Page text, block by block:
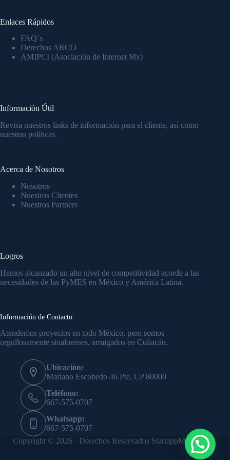
Enlaces Rápidos
FAQ´s
Derechos ARCO
AMIPCI (Asociación de Internet Mx)
Información Útil
Revisa nuestros links de información para el cliente, así como
nuestras políticas.
Acerca de Nosotros
Nosotros
Nuestros Clientes
Nuestros Partners
Logros
Hemos alcanzado un alto nivel de competitividad acorde a las
necesidades de las PyMES en México y América Latina.
Información de Contacto
Atendemos proyectos en todo México, pero somos
orgullosamente sinaloenses, arraigados en Culiacán.
Ubicación:
Mariano Escobedo 46 Pte, CP 80000
Teléfono:
667-575-0707
Whatsapp:
667-575-0707
Copyright © 2026 - Derechos Reservados StartappMx